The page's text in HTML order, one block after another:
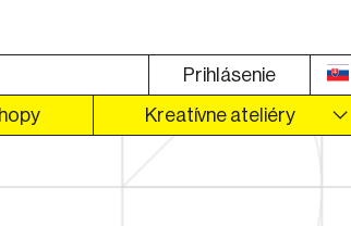
Prihlásenie
Kreatívne ateliéry